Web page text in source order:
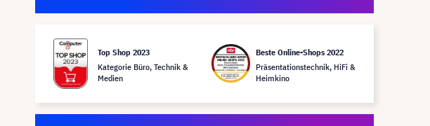
Top Shop 2023
Kategorie Büro, Technik &
Medien
Beste Online-Shops 2022
Präsentationstechnik, HiFi &
Heimkino